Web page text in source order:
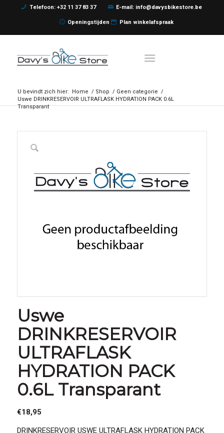
Telefoon: +32 11 37 83 37 E-mail: info@davysbikestore.be
Openingstijden Plan winkelafspraak
U bevindt zich hier: Home / Shop / Geen categorie /
Uswe DRINKRESERVOIR ULTRAFLASK HYDRATION PACK 0.6L
Transparant
Uswe
DRINKRESERVOIR
ULTRAFLASK
HYDRATION PACK
0.6L Transparant
€18,95
DRINKRESERVOIR USWE ULTRAFLASK HYDRATION PACK